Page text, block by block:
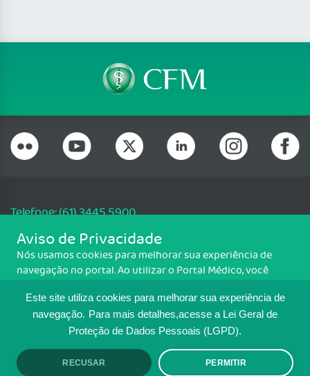
Este site utiliza cookies para melhorar sua experiência de
navegação. Para mais detalhes,acesse a Lei Geral de
Proteção de Dados Pessoais (LGPD).
RECUSAR PERMITIR
Telefone: (61) 3445 5900
Email: cfm@portalmedico.org.br
SGAS 616, Conjunto D, Lote 115, L2 Sul, Brasília/DF - CEP: 70200-760 -
CNPJ: 33.583.550/0001-30
MAPA DO SITE
TRANSPARÊNCIA E PRESTAÇÃO DE
CONTAS
Aviso de Privacidade
Nós usamos cookies para melhorar sua experiência de
navegação no portal. Ao utilizar o Portal Médico, você
Para ter mais informações sobre como isso é feito, acesse
Política de cookies. Se você concorda, clique em ACEITO.
ACEITO